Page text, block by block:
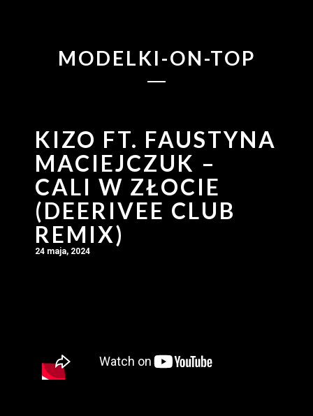
MODELKI-ON-TOP
KIZO FT. FAUSTYNA
MACIEJCZUK –
CALI W ZŁOCIE
(DEERIVEE CLUB
REMIX)
24 maja, 2024